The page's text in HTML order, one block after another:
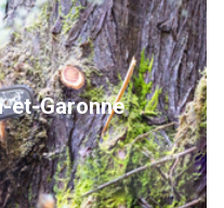
et-Garonne